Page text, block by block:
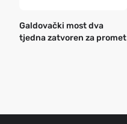
Galdovački most dva
tjedna zatvoren za promet